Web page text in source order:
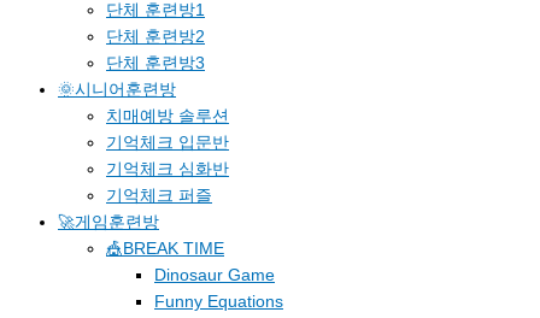
단체 훈련방1
단체 훈련방2
단체 훈련방3
🌞시니어훈련방
치매예방 솔루션
기억체크 입문반
기억체크 심화반
기억체크 퍼즐
🚀게임훈련방
🎪BREAK TIME
Dinosaur Game
Funny Equations